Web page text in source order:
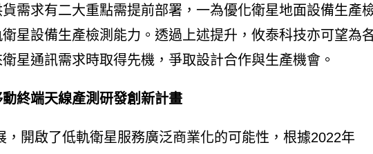
需求有二大重點需提前部署，一為優化衛星地面設備生產
星設備生產檢測能力。透過上述提升，攸泰科技亦可望為
星通訊需求時取得先機，爭取設計合作與生產機會。
終端天線產測研發創新計畫
，開啟了低軌衛星服務廣泛商業化的可能性，根據2022年